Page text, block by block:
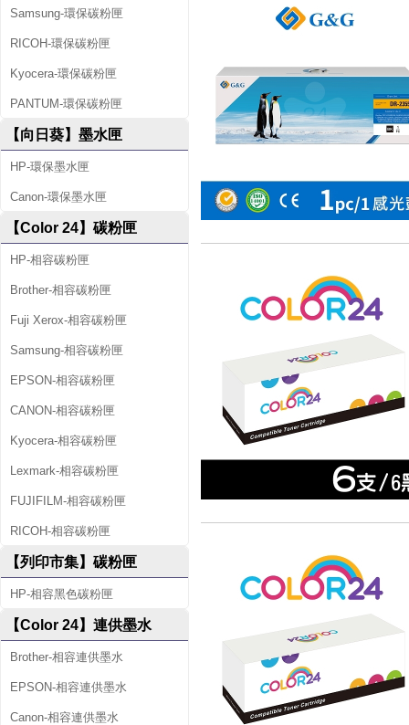
Samsung-環保碳粉匣
RICOH-環保碳粉匣
Kyocera-環保碳粉匣
PANTUM-環保碳粉匣
【向日葵】墨水匣
HP-環保墨水匣
Canon-環保墨水匣
【Color 24】碳粉匣
HP-相容碳粉匣
Brother-相容碳粉匣
Fuji Xerox-相容碳粉匣
Samsung-相容碳粉匣
EPSON-相容碳粉匣
CANON-相容碳粉匣
Kyocera-相容碳粉匣
Lexmark-相容碳粉匣
FUJIFILM-相容碳粉匣
RICOH-相容碳粉匣
【列印市集】碳粉匣
HP-相容黑色碳粉匣
【Color 24】連供墨水
Brother-相容連供墨水
EPSON-相容連供墨水
Canon-相容連供墨水